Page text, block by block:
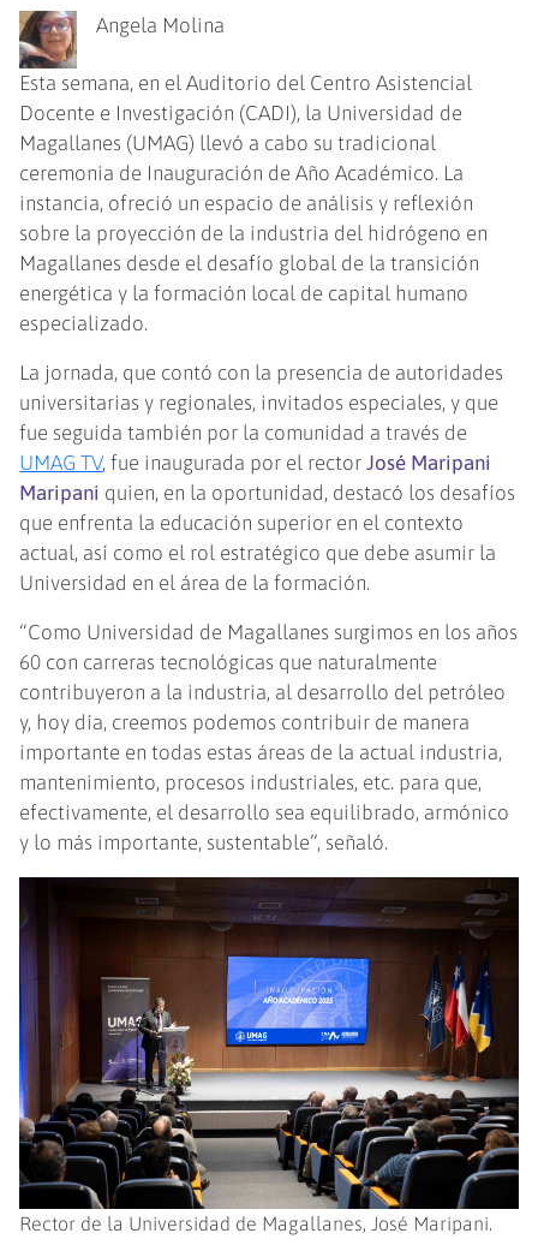
Angela Molina
Esta semana, en el Auditorio del Centro Asistencial
Docente e Investigación (CADI), la Universidad de
Magallanes (UMAG) llevó a cabo su tradicional
ceremonia de Inauguración de Año Académico. La
instancia, ofreció un espacio de análisis y reflexión
sobre la proyección de la industria del hidrógeno en
Magallanes desde el desafío global de la transición
energética y la formación local de capital humano
especializado.
La jornada, que contó con la presencia de autoridades
universitarias y regionales, invitados especiales, y que
fue seguida también por la comunidad a través de
UMAG TV, fue inaugurada por el rectorJosé Maripani
Maripani quien, en la oportunidad, destacó los desafíos
que enfrenta la educación superior en el contexto
actual, así como el rol estratégico que debe asumir la
Universidad en el área de la formación.
“Como Universidad de Magallanes surgimos en los años
60 con carreras tecnológicas que naturalmente
contribuyeron a la industria, al desarrollo del petróleo
y, hoy día, creemos podemos contribuir de manera
importante en todas estas áreas de la actual industria,
mantenimiento, procesos industriales, etc. para que,
efectivamente, el desarrollo sea equilibrado, armónico
y lo más importante, sustentable”, señaló.
Rector de la Universidad de Magallanes, José Maripani.